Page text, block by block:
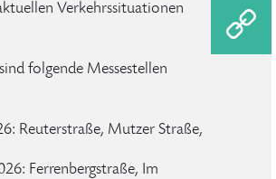
Verkehrssituationen
folgende Messestellen
Reuterstraße, Mutzer Straße,
Ferrenbergstraße, Im